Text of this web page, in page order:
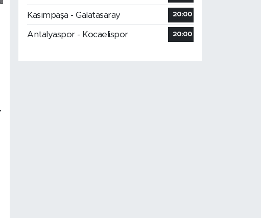
Kasımpaşa - Galatasaray 20:00
Antalyaspor - Kocaelispor 20:00